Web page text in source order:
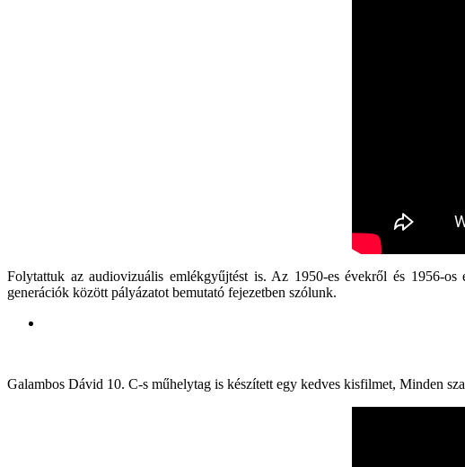
Folytattuk az audiovizuális emlékgyűjtést is. Az 1950-es évekről és 1956-
generációk között pályázatot bemutató fejezetben szólunk.
Galambos Dávid 10. C-s műhelytag is készített egy kedves kisfilmet, Minden